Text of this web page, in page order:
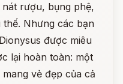
rượu, bụng phệ,
thế. Nhưng các bạn
được miêu
lại hoàn toàn: một
vẻ đẹp của cả